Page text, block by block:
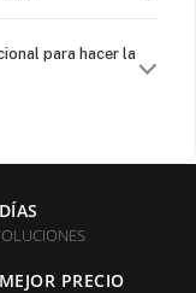
para hacer la
para que sea
PRECIO